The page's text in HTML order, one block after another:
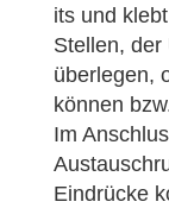
its und
Stellen, der
überlegen,
können
Im
Eindrücke